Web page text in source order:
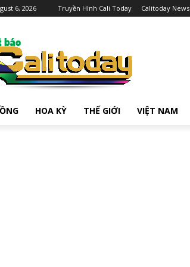
6, 2026 Truyền Hình Cali Today Calitoday News
HOA KỲ THẾ GIỚI VIỆT NAM